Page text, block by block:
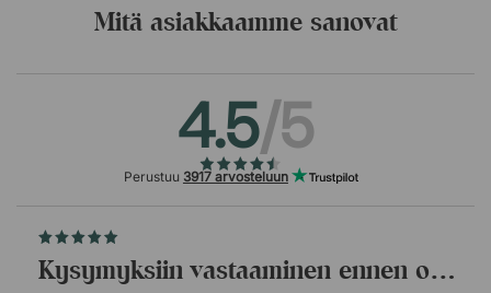
Mitä asiakkaamme sanovat
4.5/5
Perustuu 3917 arvosteluun
Kysymyksiin vastaaminen ennen ostopäätöstä.